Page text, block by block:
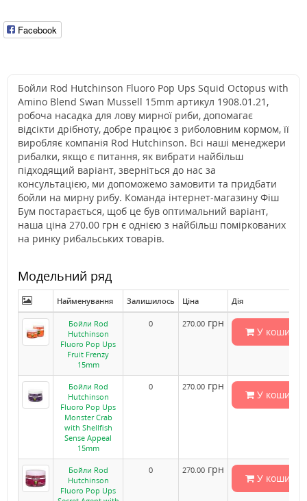
Facebook
Бойли Rod Hutchinson Fluoro Pop Ups Squid Octopus with
Amino Blend Swan Mussell 15mm артикул 1908.01.21,
робоча насадка для лову мирної риби, допомагає
відсікти дрібноту, добре працює з риболовним кормом, її
виробляє компанія Rod Hutchinson. Всі наші менеджери
рибалки, якщо є питання, як вибрати найбільш
підходящий варіант, зверніться до нас за
консультацією, ми допоможемо замовити та придбати
бойли на мирну рибу. Команда інтернет-магазину Фіш
Бум постарається, щоб це був оптимальний варіант,
наша ціна 270.00 грн є однією з найбільш поміркованих
на ринку рибальських товарів.
Модельний ряд
Найменування Залишилось Ціна Дія
Бойли Rod
Hutchinson
Fluoro Pop Ups
Fruit Frenzy
15mm
0 270.00 грн
У кошик
Бойли Rod
Hutchinson
Fluoro Pop Ups
Monster Crab
with Shellfish
Sense Appeal
15mm
0 270.00 грн
У кошик
Бойли Rod
Hutchinson
Fluoro Pop Ups
0 270.00 грн
У кошик